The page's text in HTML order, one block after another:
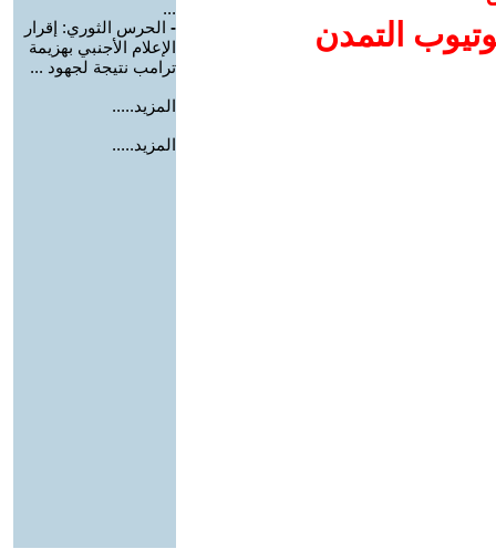
التمدن
...
- الحرس الثوري: إقرار
الإعلام الأجنبي بهزيمة
ترامب نتيجة لجهود ...
المزيد.....
المزيد.....